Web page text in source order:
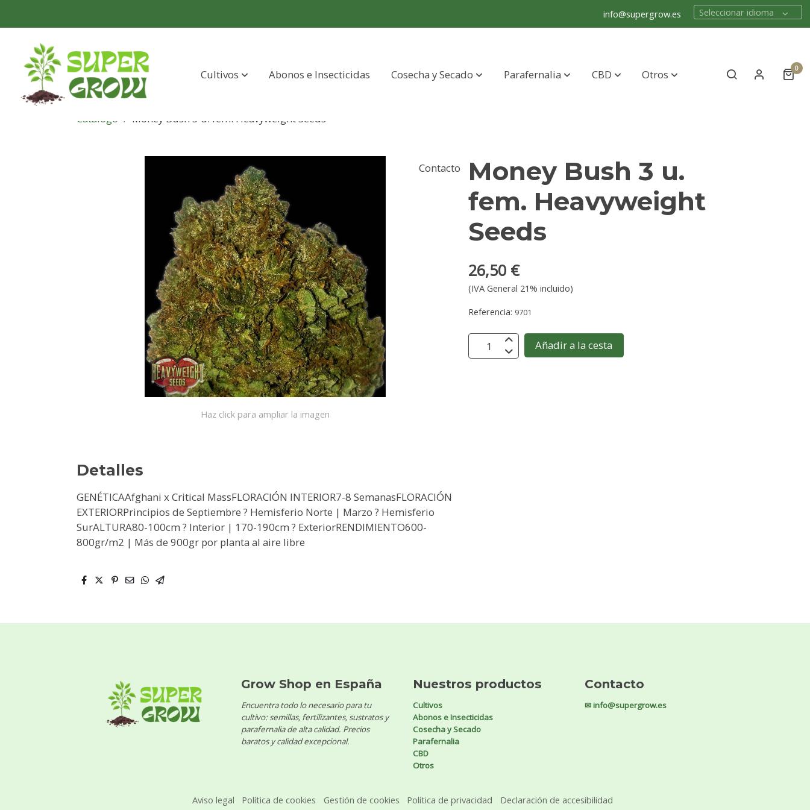
info@supergrow.es Seleccionar idioma
Cultivos Abonos e Insecticidas Cosecha y Secado Parafernalia CBD Otros
Contacto
0
Catálogo Money Bush 3 u. fem. Heavyweight Seeds
Haz click para ampliar la imagen
Detalles
GENÉTICAAfghani x Critical MassFLORACIÓN INTERIOR7-8 SemanasFLORACIÓN
EXTERIORPrincipios de Septiembre ? Hemisferio Norte | Marzo ? Hemisferio
SurALTURA80-100cm ? Interior | 170-190cm ? ExteriorRENDIMIENTO600-
800gr/m2 | Más de 900gr por planta al aire libre
Money Bush 3 u.
fem. Heavyweight
Seeds
26,50 €
(IVA General 21% incluido)
Referencia: 9701
Añadir a la cesta
Grow Shop en España
Encuentra todo lo necesario para tu
cultivo: semillas, fertilizantes, sustratos y
parafernalia de alta calidad. Precios
baratos y calidad excepcional.
Nuestros productos
Cultivos
Abonos e Insecticidas
Cosecha y Secado
Parafernalia
CBD
Otros
Contacto
✉ info@supergrow.es
Aviso legal Política de cookies Gestión de cookies Política de privacidad Declaración de accesibilidad